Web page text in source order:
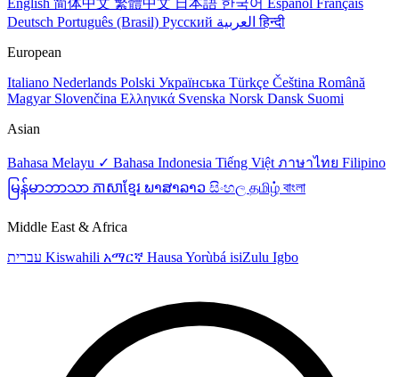
English 简体中文 繁體中文 日本語 한국어 Español Français
Deutsch Português (Brasil) Русский العربيةहिन्दी
European
Italiano Nederlands Polski Українська Türkçe Čeština Română
Magyar Slovenčina Ελληνικά Svenska Norsk Dansk Suomi
Asian
Bahasa Melayu ✓ Bahasa Indonesia Tiếng Việt ภาษาไทย Filipino
မြန်မာဘာသာ ភាសាខ្មែរ ພາສາລາວ සිංහල தமிழ் বাংলা
Middle East & Africa
Kiswahili አማርኛ Hausa Yorùbá isiZulu Igbo